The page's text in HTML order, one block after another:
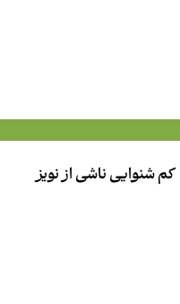
کم شنوایی ناشی از نویز